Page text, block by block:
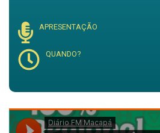
APRESENTAÇÃO
QUANDO?